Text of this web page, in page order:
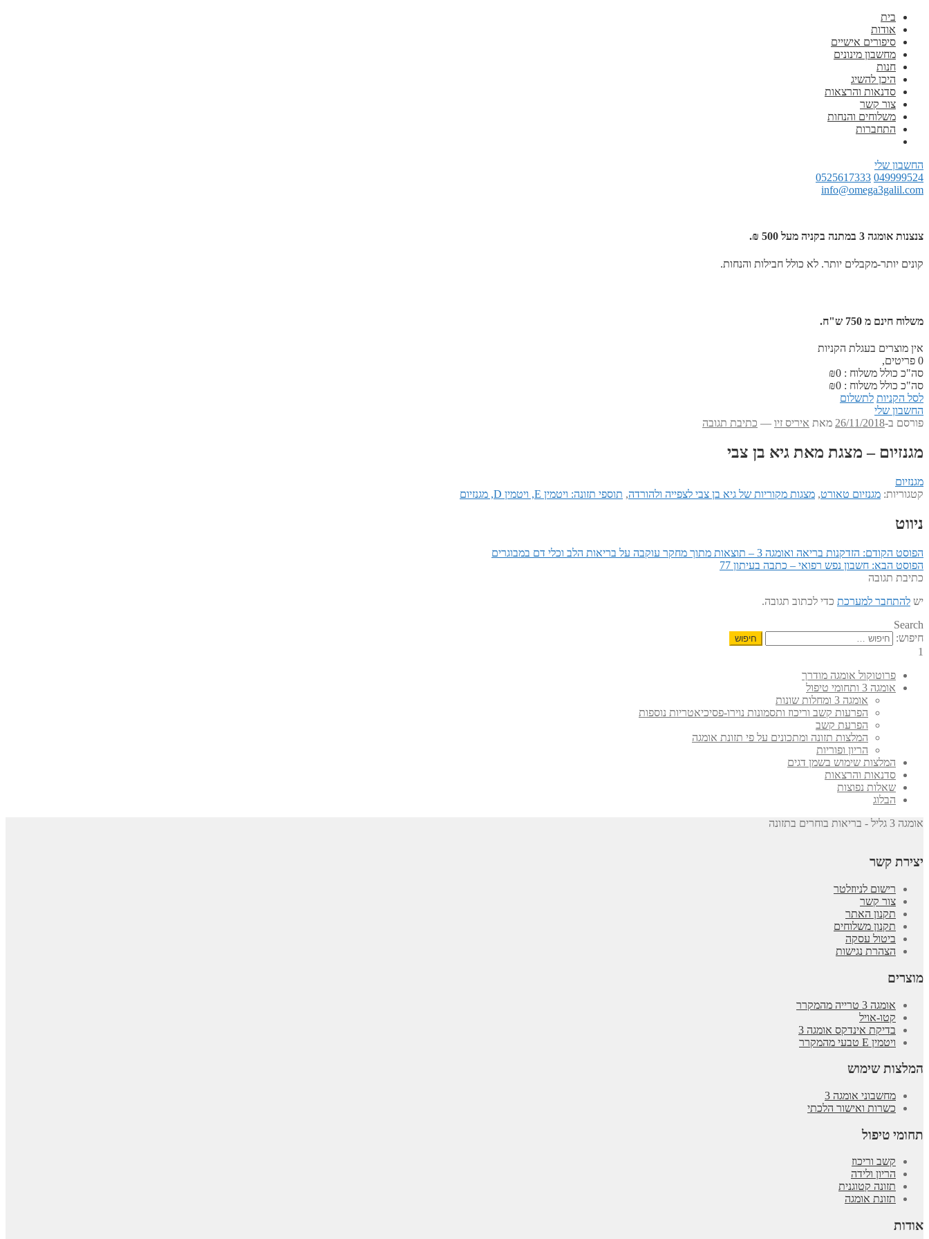
בית
אודות
סיפורים אישיים
מחשבון מינונים
חנות
היכן להשיג
סדנאות והרצאות
צור קשר
משלוחים והנחות
התחברות
החשבון שלי
049999524
0525617333
info@omega3galil.com
צנצנות אומגה 3 במתנה בקניה מעל 500 ₪.
קונים יותר-מקבלים יותר. לא כולל חבילות והנחות.
משלוח חינם מ 750 ש"ח.
אין מוצרים בעגלת הקניות
0 פריטים,
סה"כ כולל משלוח :
₪0
סה"כ כולל משלוח :
₪0
לסל הקניות לתשלום
החשבון שלי
פורסם ב-26/11/2018 מאת איריס זיו — כתיבת תגובה
מגנזיום – מצגת מאת גיא בן צבי
מגנזיום
קטגוריות: מגנזיום טאורט, מצגות מקוריות של גיא בן צבי לצפייה ולהורדה, תוספי תזונה: ויטמין E, ויטמין D, מגנזיום
ניווט
הפוסט הקודם: הזדקנות בריאה ואומגה 3 – תוצאות מתוך מחקר עוקבה על בריאות הלב וכלי דם במבוגרים
הפוסט הבא: חשבון נפש רפואי – כתבה בעיתון 77
כתיבת תגובה
יש להתחבר למערכת כדי לכתוב תגובה.
Search
חיפוש:
1
פרוטוקול אומגה מודרך
אומגה 3 ותחומי טיפול
אומגה 3 ומחלות שונות
הפרעות קשב וריכוז ותסמונות נוירו-פסיכיאטריות נוספות
הפרעת קשב
המלצות תזונה ומתכונים על פי תזונת אומגה
הריון ופוריות
המלצות שימוש בשמן דגים
סדנאות והרצאות
שאלות נפוצות
הבלוג
אומגה 3 גליל - בריאות בוחרים בתזונה
יצירת קשר
רישום לניוזלטר
צור קשר
תקנון האתר
תקנון משלוחים
ביטול עסקה
הצהרת נגישות
מוצרים
אומגה 3 טרייה מהמקרר
קטו-אויל
בדיקת אינדקס אומגה 3
ויטמין E טבעי מהמקרר
המלצות שימוש
מחשבוני אומגה 3
כשרות ואישור הלכתי
תחומי טיפול
קשב וריכוז
הריון ולידה
תזונה קטוגנית
תזונת אומגה
אודות